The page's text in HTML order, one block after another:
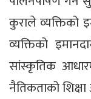
कुराले व्यक्तिको
व्यक्तिको
सांस्कृतिक
नैतिकताको शिक्षा